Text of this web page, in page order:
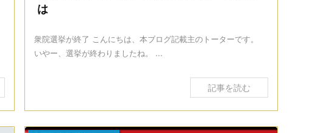
は
衆院選挙が終了 こんにちは、本ブログ記載主のトーターです。
いやー、選挙が終わりましたね。 ...
記事を読む